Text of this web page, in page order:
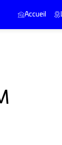
Accueil